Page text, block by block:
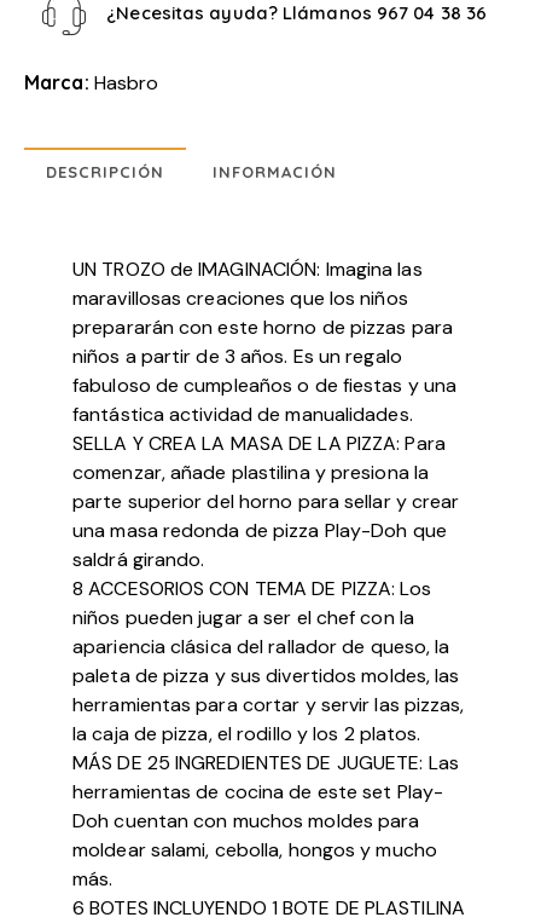
¿Necesitas ayuda? Llámanos 967 04 38 36
Marca: Hasbro
DESCRIPCIÓN INFORMACIÓN
UN TROZO de IMAGINACIÓN: Imagina las
maravillosas creaciones que los niños
prepararán con este horno de pizzas para
niños a partir de 3 años. Es un regalo
fabuloso de cumpleaños o de fiestas y una
fantástica actividad de manualidades.
SELLA Y CREA LA MASA DE LA PIZZA: Para
comenzar, añade plastilina y presiona la
parte superior del horno para sellar y crear
una masa redonda de pizza Play-Doh que
saldrá girando.
8 ACCESORIOS CON TEMA DE PIZZA: Los
niños pueden jugar a ser el chef con la
apariencia clásica del rallador de queso, la
paleta de pizza y sus divertidos moldes, las
herramientas para cortar y servir las pizzas,
la caja de pizza, el rodillo y los 2 platos.
MÁS DE 25 INGREDIENTES DE JUGUETE: Las
herramientas de cocina de este set Play-
Doh cuentan con muchos moldes para
moldear salami, cebolla, hongos y mucho
más.
6 BOTES INCLUYENDO 1 BOTE DE PLASTILINA